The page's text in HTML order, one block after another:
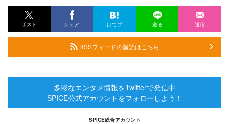
ポスト シェア はてブ 送る 送信
RSSフィードの購読はこちら
多彩なエンタメ情報をTwitterで発信中
SPICE公式アカウントをフォローしよう！
SPICE総合アカウント